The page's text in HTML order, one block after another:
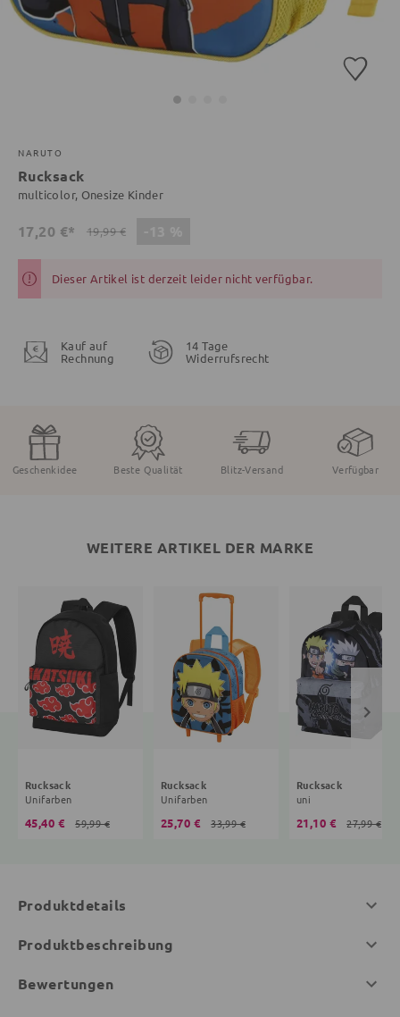
NARUTO
Rucksack
multicolor, Onesize Kinder
17,20 €* 19,99 €
Dieser Artikel ist derzeit leider nicht verfügbar.
Kauf auf
Rechnung
14 Tage
Widerrufsrecht
Geschenkidee Beste Qualität Blitz-Versand Verfügbar
WEITERE ARTIKEL DER MARKE
Rucksack
Unifarben
45,40 € 59,99 €
Rucksack
Unifarben
25,70 € 33,99 €
Rucksack
uni
21,10 € 27,99 €
Produktdetails
Produktbeschreibung
Bewertungen